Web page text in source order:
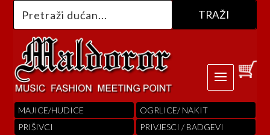
MAJICE/HUDICE
PRIŠIVCI
OGRLICE/ NAKIT
PRIVJESCI / BADGEVI